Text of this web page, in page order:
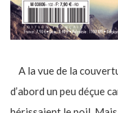
A la vue de la
d’abord un peu déçue